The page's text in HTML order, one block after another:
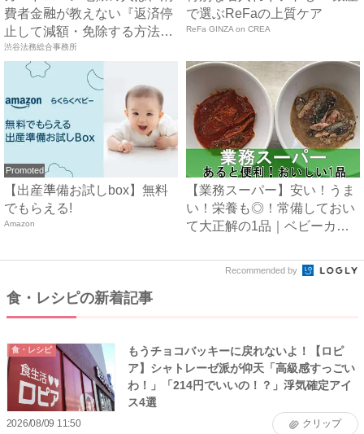
費者金融が教えない『返済停
止して減額・免除する方法』
で...
渋谷法務総合事務所
で選ぶReFaの上質ケア
ReFa GINZA on CREA
Promoted
【出産準備お試しbox】無料
でもらえる!
Amazon
【業務スーパー】安い！うま
い！栄養も◎！常備しておい
て大正解の1品｜ベビーカレ
Recommended by
食・レシピの新着記事
食・レシピ
もうチョコバッキーに戻れないよ！【ロピ
ア】シャトレーゼ派が仰天「高級感すっごい
わ！」「214円でいいの！？」浮気確定アイ
ス4選
2026/08/09 11:50 クリップ